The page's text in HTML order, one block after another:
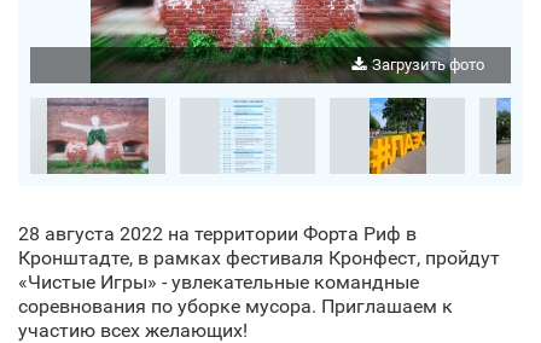
Загрузить фото
28 августа 2022 на территории Форта Риф в
Кронштадте, в рамках фестиваля Кронфест, пройдут
«Чистые Игры» - увлекательные командные
соревнования по уборке мусора. Приглашаем к
участию всех желающих!